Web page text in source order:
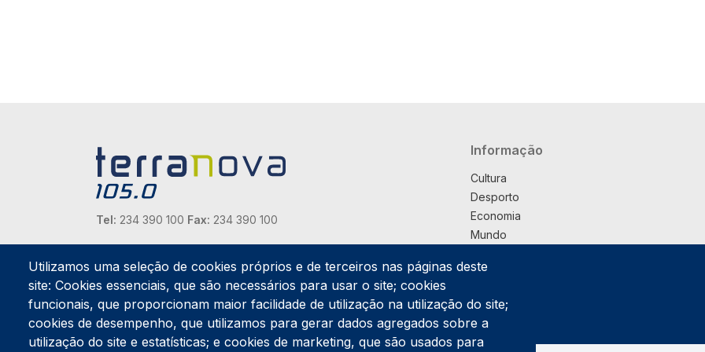
Tel: 234 390 100 Fax: 234 390 100
Endereço Postal
Apartado 42
Rua Gil Eanes 31
3834-908 Gafanha da Nazaré
Estúdios
Rua Prior Guerra
Navegação principal
Informação
Cultura
Desporto
Economia
Mundo
País
Praça
Pub
Saúde
Utilizamos uma seleção de cookies próprios e de terceiros nas páginas deste
site: Cookies essenciais, que são necessários para usar o site; cookies
funcionais, que proporcionam maior facilidade de utilização na utilização do site;
cookies de desempenho, que utilizamos para gerar dados agregados sobre a
utilização do site e estatísticas; e cookies de marketing, que são usados para